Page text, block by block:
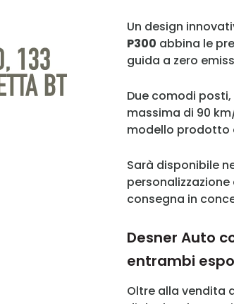
Un design
P300 abbina le
guida a zero
Due comodi
massima di 90
modello prodotto
Sarà disponibile
consegna in
Desner Auto
entrambi
Oltre alla vendita